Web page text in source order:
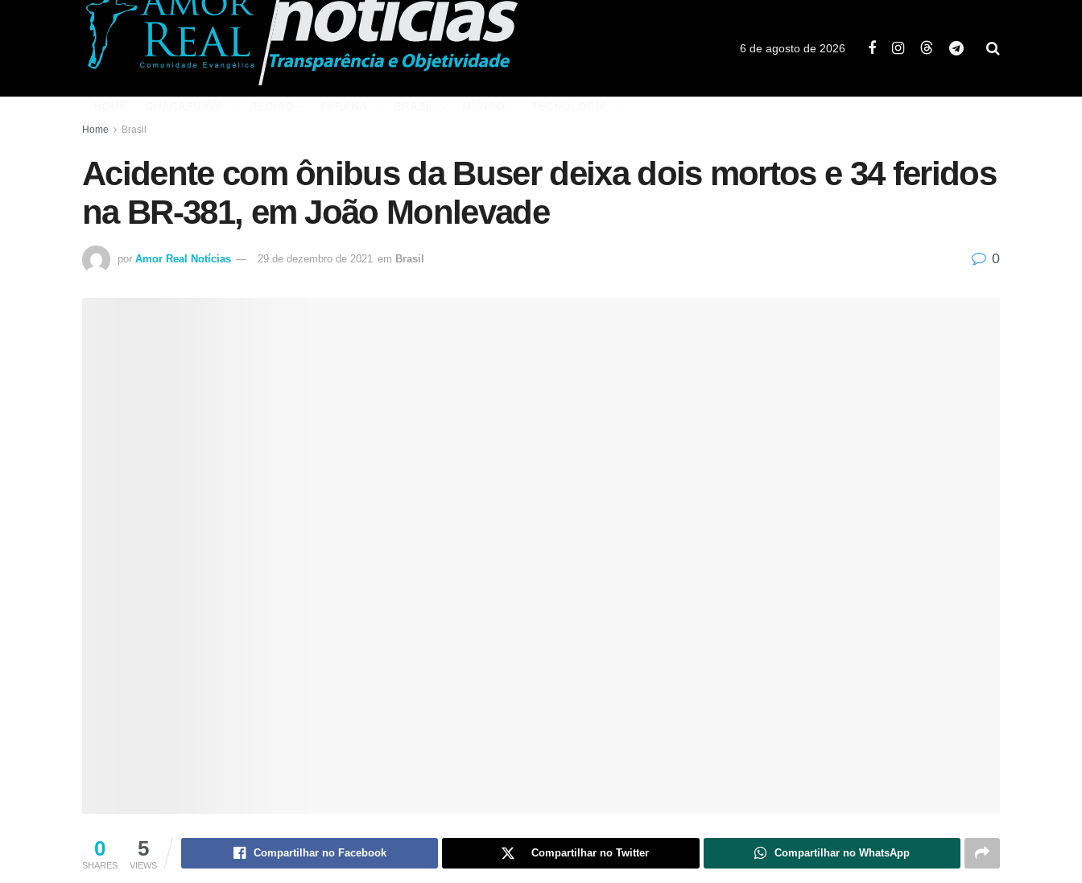
6 de agosto de 2026
Home Brasil
Acidente com ônibus da Buser deixa dois mortos e 34 feridos
na BR-381, em João Monlevade
por Amor Real Notícias 29 de dezembro de 2021 em Brasil 0
0
SHARES
5
VIEWS
Compartilhar no Facebook Compartilhar no Twitter Compartilhar no WhatsApp